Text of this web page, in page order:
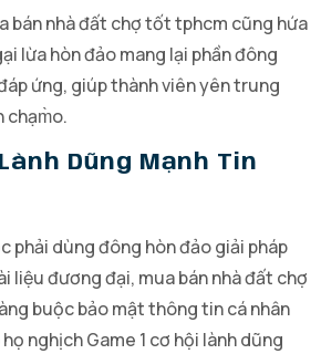
bán nhà đất chợ tốt tphcm cũng hứa
lừa hòn đảo mang lại phần đông
ứng, giúp thành viên yên trung
chạm̀o.
Dũng Mạnh Tin
phải dùng đông hòn đảo giải pháp
liệu đương đại, mua bán nhà đất chợ
buộc bảo mật thông tin cá nhân
nghịch Game 1 cơ hội lành dũng